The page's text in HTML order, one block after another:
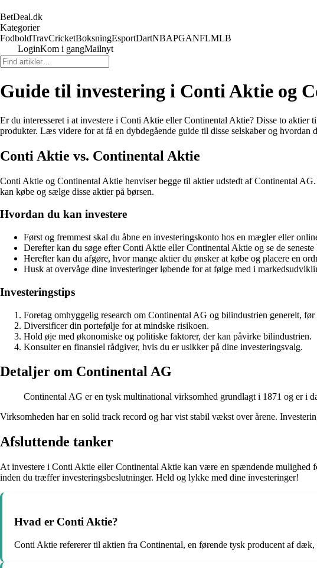
BetDeal.dk
Kategorier
FodboldTravCricketBoksningEsportDartNBAPGANFLMLB
LoginKom i gangMailnyt
Guide til investering i Conti Aktie og
Er du interesseret i at investere i Conti Aktie eller Continental Aktie? Disse to
produkter. Læs videre for at få en dybdegående guide til disse selskaber og hvordan
Conti Aktie vs. Continental Aktie
Conti Aktie og Continental Aktie henviser begge til aktier udstedt af Continental
kan købe og sælge disse aktier på børsen.
Hvordan du kan investere
Først og fremmest skal du åbne en investeringskonto hos en mægler eller
Derefter kan du søge efter Conti Aktie eller Continental Aktie og se de
Herefter kan du afgøre, hvor mange aktier du ønsker at købe og placere en
Husk at overvåge dine investeringer løbende for at følge med i
Investeringstips
Foretag omhyggelig research om Continental AG og bilindustrien generelt, før
Diversificer din portefølje for at mindske risikoen.
Hold øje med økonomiske og politiske faktorer, der kan påvirke bilindustrien.
Konsulter en finansiel rådgiver, hvis du er usikker på dine investeringsvalg.
Detaljer om Continental AG
Continental AG er en tysk multinational virksomhed grundlagt i 1871 og er i
Virksomheden har en solid track record og har vist stabil vækst over årene.
Afsluttende tanker
At investere i Conti Aktie eller Continental Aktie kan være en spændende mulighed
inden du træffer investeringsbeslutninger. Held og lykke med dine investeringer!
Hvad er Conti Aktie?
Conti Aktie refererer til aktien fra Continental, en førende tysk producent af dæk,